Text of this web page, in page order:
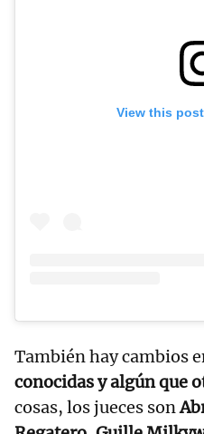
View this
También hay cambios
conocidas y algún que
cosas, los jueces son